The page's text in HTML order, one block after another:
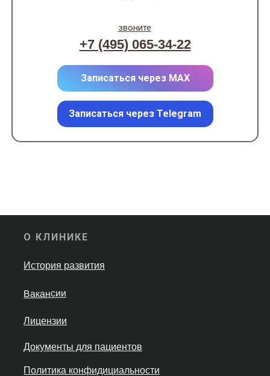
Записаться через MAX
Записаться через Telegram
+7 (495) 065-34-22
звоните
О КЛИНИКЕ
Вакансии
Лицензии
Политика конфидициальности
Документы для пациентов
История развития